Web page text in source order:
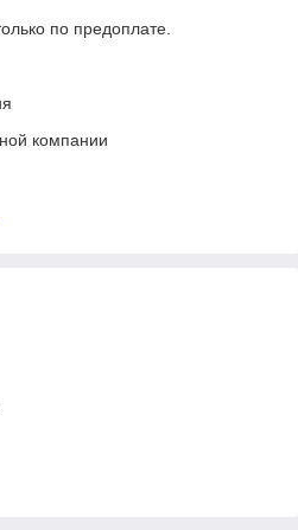
по предоплате.
компании